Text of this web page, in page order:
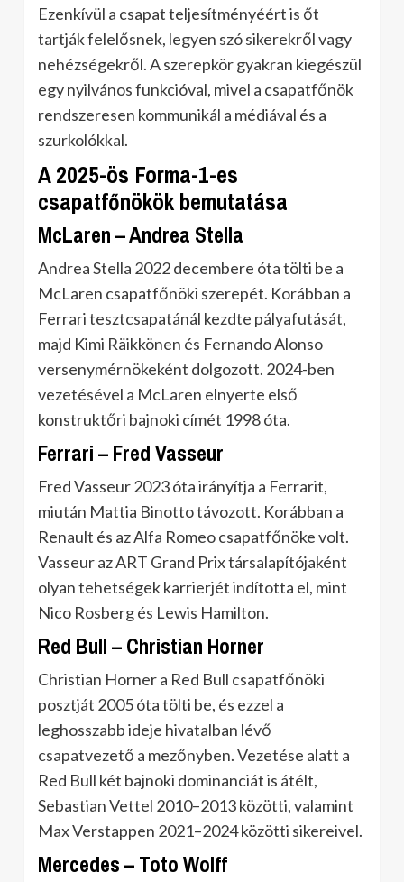
Ezenkívül a csapat teljesítményéért is őt
tartják felelősnek, legyen szó sikerekről vagy
nehézségekről. A szerepkör gyakran kiegészül
egy nyilvános funkcióval, mivel a csapatfőnök
rendszeresen kommunikál a médiával és a
szurkolókkal.
A 2025-ös Forma-1-es
csapatfőnökök bemutatása
McLaren – Andrea Stella
Andrea Stella 2022 decembere óta tölti be a
McLaren csapatfőnöki szerepét. Korábban a
Ferrari tesztcsapatánál kezdte pályafutását,
majd Kimi Räikkönen és Fernando Alonso
versenymérnökeként dolgozott. 2024-ben
vezetésével a McLaren elnyerte első
konstruktőri bajnoki címét 1998 óta.
Ferrari – Fred Vasseur
Fred Vasseur 2023 óta irányítja a Ferrarit,
miután Mattia Binotto távozott. Korábban a
Renault és az Alfa Romeo csapatfőnöke volt.
Vasseur az ART Grand Prix társalapítójaként
olyan tehetségek karrierjét indította el, mint
Nico Rosberg és Lewis Hamilton.
Red Bull – Christian Horner
Christian Horner a Red Bull csapatfőnöki
posztját 2005 óta tölti be, és ezzel a
leghosszabb ideje hivatalban lévő
csapatvezető a mezőnyben. Vezetése alatt a
Red Bull két bajnoki dominanciát is átélt,
Sebastian Vettel 2010–2013 közötti, valamint
Max Verstappen 2021–2024 közötti sikereivel.
Mercedes – Toto Wolff